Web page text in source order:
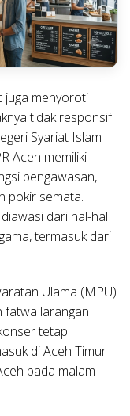
juga menyoroti
tidak responsif
Syariat Islam
Aceh memiliki
pengawasan,
pokir semata.
dari hal-hal
termasuk dari
Ulama (MPU)
fatwa larangan
tetap
di Aceh Timur
pada malam